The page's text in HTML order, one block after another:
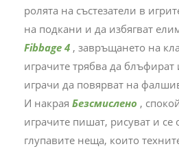
ролята на състезатели в
на подкани и да избягват
Fibbage 4 , завръщането на
играчите трябва да блъфират
играчи да повярват на
И накрая Безсмислено ,
играчите пишат, рисуват и се
глупавите неща, които